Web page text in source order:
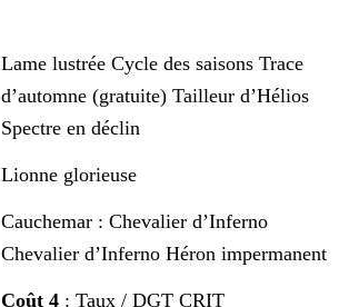
Lame lustrée Cycle des saisons Trace
d’automne (gratuite) Tailleur d’Hélios
Spectre en déclin
Lionne glorieuse
Cauchemar : Chevalier d’Inferno
Chevalier d’Inferno Héron impermanent
Coût 4 : Taux / DGT CRIT